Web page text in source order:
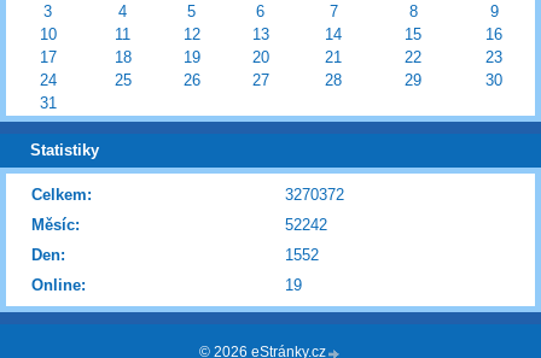
3
4 5 6 7 8
9
10
11 12 13 14 15
16
17
18 19 20 21 22
23
24
25 26 27 28 29
30
31
Statistiky
Online: 19
Celkem:
3270372
Měsíc:
52242
Den:
1552
© 2026 eStránky.cz